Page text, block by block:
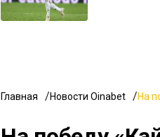
Главная Новости Oinabet На